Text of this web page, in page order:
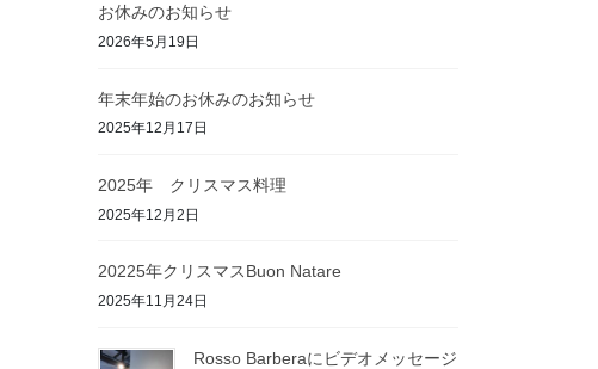
お休みのお知らせ
2026年5月19日
年末年始のお休みのお知らせ
2025年12月17日
2025年 クリスマス料理
2025年12月2日
20225年クリスマスBuon Natare
2025年11月24日
Rosso Barberaにビデオメッセージ